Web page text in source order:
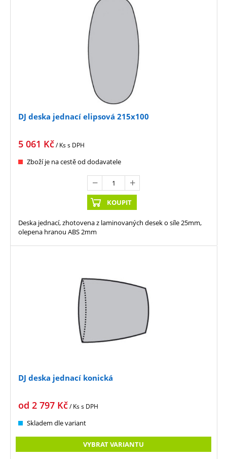
DJ deska jednací elipsová 215x100
5 061 Kč/ Kss DPH
Zboží je na cestě od dodavatele
KOUPIT
Deska jednací, zhotovena z laminovaných desek o síle 25mm,
olepena hranou ABS 2mm
DJ deska jednací konická
od 2 797 Kč/ Kss DPH
Skladem dle variant
VYBRAT VARIANTU